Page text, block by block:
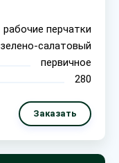
рабочие перчатки
зелено-салатовый
первичное
280
Заказать